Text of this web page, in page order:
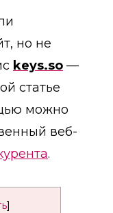
но не
keys.so —
статье
можно
веб-
.
]